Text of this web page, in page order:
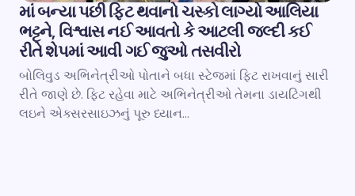
માં બન્યા પછી ફિટ થવાનો ચસ્કો લાગ્યો આલિયા
ભટ્ટને, વિશ્વાસ નઈ આવતો કે આટલી જલ્દી કઈ
રીતે શેપમાં આવી ગઈ જુઓ તસવીરો
બોલિવુડ અભિનેત્રીઓ પોતાને બધા સ્ટેજમાં ફિટ રાખવાનું સારી
રીતે જાણે છે. ફિટ રહેવા માટે અભિનેત્રીઓ તેમના ડાયટિંગથી
લઇને એક્સરસાઇઝનું પૂરુ ધ્યાન…